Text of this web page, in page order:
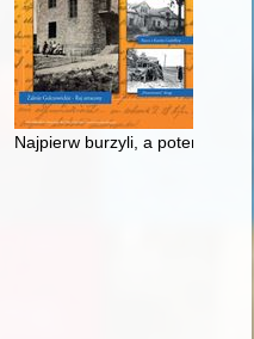
Najpierw burzyli, a potem